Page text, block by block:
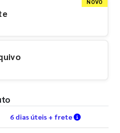
NOVO
6 dias úteis + frete Verifique